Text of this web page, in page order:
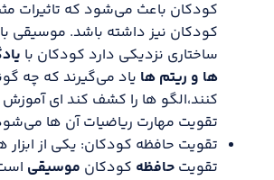
کودکان باعث می‌شود که تاثیرات
کودکان نیز داشته باشد. موسیقی با
ساختاری نزدیکی دارد کودکان با
ها و ریتم ها یاد می‌گیرند که چه
کنند،الگو ها را کشف کند ای
تقویت مهارت ریاضیات آن ها
تقویت حافظه کودکان: یکی از ابزار
تقویتحافظه کودکان موسیقی